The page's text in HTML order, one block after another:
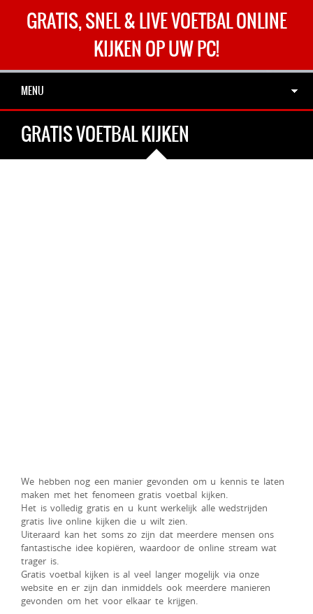
GRATIS, SNEL & LIVE VOETBAL ONLINE
KIJKEN OP UW PC!
MENU
GRATIS VOETBAL KIJKEN
We hebben nog een manier gevonden om u kennis te laten
maken met het fenomeen gratis voetbal kijken.
Het is volledig gratis en u kunt werkelijk alle wedstrijden
gratis live online kijken die u wilt zien.
Uiteraard kan het soms zo zijn dat meerdere mensen ons
fantastische idee kopiëren, waardoor de online stream wat
trager is.
Gratis voetbal kijken is al veel langer mogelijk via onze
website en er zijn dan inmiddels ook meerdere manieren
gevonden om het voor elkaar te krijgen.